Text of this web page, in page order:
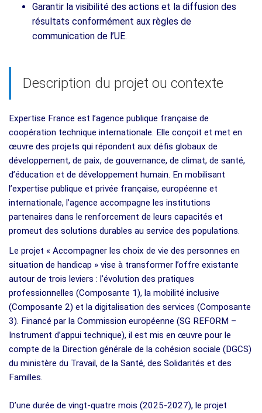
Garantir la visibilité des actions et la diffusion des
résultats conformément aux règles de
communication de l’UE.
Description du projet ou contexte
Expertise France est l’agence publique française de
coopération technique internationale. Elle conçoit et met en
œuvre des projets qui répondent aux défis globaux de
développement, de paix, de gouvernance, de climat, de santé,
d’éducation et de développement humain. En mobilisant
l’expertise publique et privée française, européenne et
internationale, l’agence accompagne les institutions
partenaires dans le renforcement de leurs capacités et
promeut des solutions durables au service des populations.
Le projet « Accompagner les choix de vie des personnes en
situation de handicap » vise à transformer l’offre existante
autour de trois leviers : l’évolution des pratiques
professionnelles (Composante 1), la mobilité inclusive
(Composante 2) et la digitalisation des services (Composante
3). Financé par la Commission européenne (SG REFORM –
Instrument d’appui technique), il est mis en œuvre pour le
compte de la Direction générale de la cohésion sociale (DGCS)
du ministère du Travail, de la Santé, des Solidarités et des
Familles.
D’une durée de vingt‑quatre mois (2025‑2027), le projet